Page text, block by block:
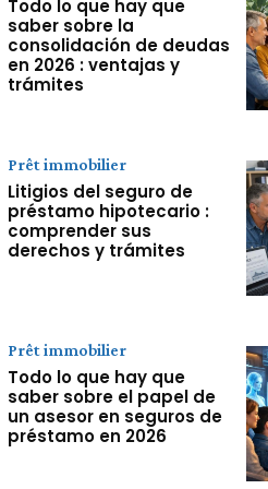
Todo lo que hay que
saber sobre la
consolidación de deudas
en 2026 : ventajas y
trámites
Prêt immobilier
Litigios del seguro de
préstamo hipotecario :
comprender sus
derechos y trámites
Prêt immobilier
Todo lo que hay que
saber sobre el papel de
un asesor en seguros de
préstamo en 2026